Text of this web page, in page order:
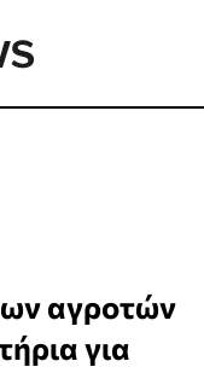
αγροτών
για